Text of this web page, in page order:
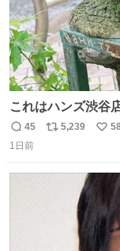
これはハンズ渋谷
「くつろ木」。
返
信
45
リ
5,239
い
数
1日前